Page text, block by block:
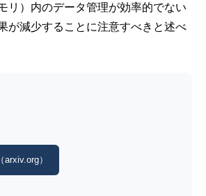
リ）内のデータ管理が効率的でない
が減少することに注意すべきと述べ
）